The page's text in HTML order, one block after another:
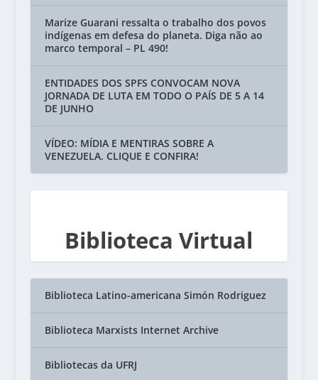
Marize Guarani ressalta o trabalho dos povos
indígenas em defesa do planeta. Diga não ao
marco temporal – PL 490!
ENTIDADES DOS SPFS CONVOCAM NOVA
JORNADA DE LUTA EM TODO O PAÍS DE 5 A 14
DE JUNHO
VÍDEO: MÍDIA E MENTIRAS SOBRE A
VENEZUELA. CLIQUE E CONFIRA!
Biblioteca Virtual
Biblioteca Latino-americana Simón Rodriguez
Biblioteca Marxists Internet Archive
Bibliotecas da UFRJ